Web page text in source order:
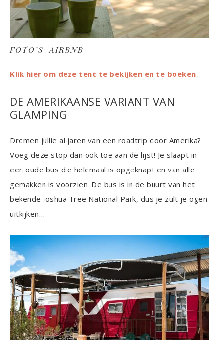
FOTO’S: AIRBNB
Klik hier om deze tent te bekijken en te boeken.
DE AMERIKAANSE VARIANT VAN
GLAMPING
Dromen jullie al jaren van een roadtrip door Amerika?
Voeg deze stop dan ook toe aan de lijst! Je slaapt in
een oude bus die helemaal is opgeknapt en van alle
gemakken is voorzien. De bus is in de buurt van het
bekende Joshua Tree National Park, dus je zult je ogen
uitkijken…